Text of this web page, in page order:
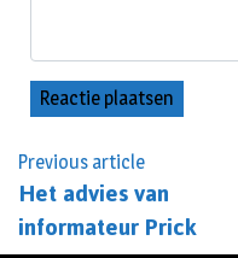
Previous article
Het advies van
informateur Prick